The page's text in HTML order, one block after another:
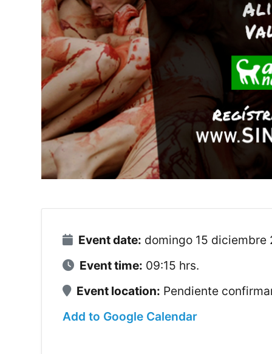
Event date: domingo 15 diciembre
Event time: 09:15 hrs.
Event location: Pendiente
Add to Google Calendar